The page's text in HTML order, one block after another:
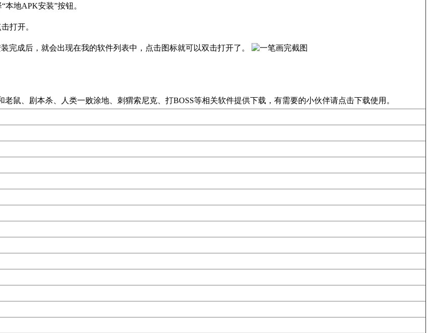
本地APK安装”按钮。
打开。
完成后，就会出现在我的软件列表中，点击图标就可以双击打开了。
鼠、剧本杀、人类一败涂地、刺猬索尼克、打BOSS等相关软件提供下载，有需要的小伙伴请点击下载使用。